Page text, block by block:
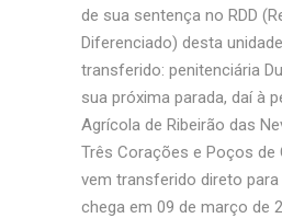
de sua sentença no RDD
Diferenciado) desta
transferido: penitenciária
sua próxima parada, daí à
Agrícola de Ribeirão das
Três Corações e Poços de
vem transferido direto para
chega em 09 de março de